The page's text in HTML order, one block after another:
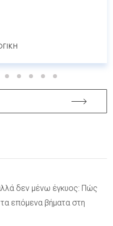
δεν μένω έγκυος: Πώς
επόμενα βήματα στη